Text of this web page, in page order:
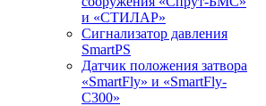
и «СТИЛАР»
Сигнализатор давления
SmartPS
Датчик положения затвора
«SmartFly» и «SmartFly-
С300»